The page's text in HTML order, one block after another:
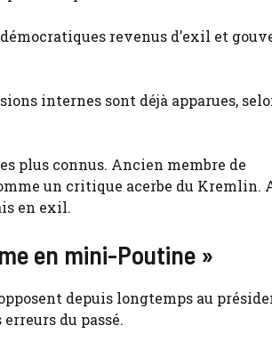
revenus d’exil et
internes sont déjà apparues,
plus connus. Ancien membre de
un critique acerbe du Kremlin.
en exil.
en mini-Poutine »
depuis longtemps au
du passé.